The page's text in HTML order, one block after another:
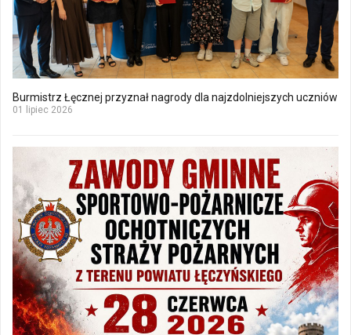
Burmistrz Łęcznej przyznał nagrody dla najzdolniejszych uczniów
01 lipiec 2026